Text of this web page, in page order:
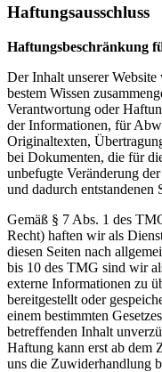
Haftungsausschluss
Haftungsbeschränkung
Der Inhalt unserer
bestem Wissen
Verantwortung oder
der Informationen, für
Originaltexten,
bei Dokumenten, die für
unbefugte Veränderung
und dadurch entstandenen
Gemäß § 7 Abs. 1 des
Recht) haften wir als
diesen Seiten nach
bis 10 des TMG sind wir
externe Informationen zu
bereitgestellt oder
einem bestimmten
betreffenden Inhalt
Haftung kann erst ab dem
uns die Zuwiderhandlung